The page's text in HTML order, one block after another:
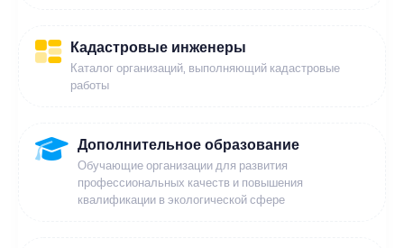
Кадастровые инженеры
Каталог организаций, выполняющий кадастровые
работы
Дополнительное образование
Обучающие организации для развития
профессиональных качеств и повышения
квалификации в экологической сфере